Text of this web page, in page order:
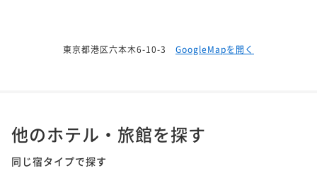
東京都港区六本木6-10-3 GoogleMapを開く
他のホテル・旅館を探す
同じ宿タイプで探す